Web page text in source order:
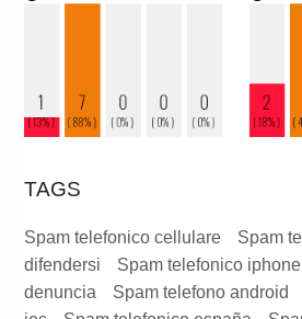
TAGS
Spam telefonico cellulare
Spam
difendersi
Spam telefonico iphone
denuncia
Spam telefono android